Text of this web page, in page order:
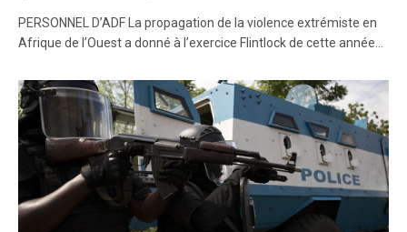
PERSONNEL D’ADF La propagation de la violence extrémiste en
Afrique de l’Ouest a donné à l’exercice Flintlock de cette année…